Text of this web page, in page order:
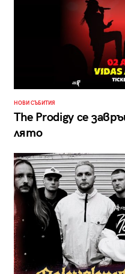
НОВИ СЪБИТИЯ
The Prodigy се
лято